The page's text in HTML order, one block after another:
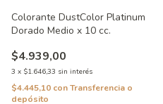
Colorante DustColor Platinum
Dorado Medio x 10 cc.
$4.939,00
3 x $1.646,33 sin interés
$4.445,10 conTransferencia o
depósito